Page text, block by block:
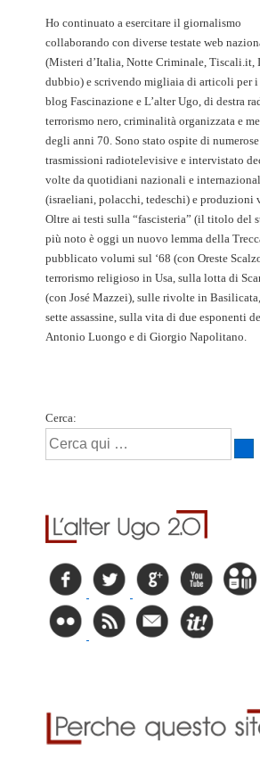
Ho continuato a esercitare il giornalismo
collaborando con diverse testate web
(Misteri d’Italia, Notte Criminale, Tiscali.it,
dubbio) e scrivendo migliaia di articoli per
blog Fascinazione e L’alter Ugo, di destra
terrorismo nero, criminalità organizzata e
degli anni 70. Sono stato ospite di numerose
trasmissioni radiotelevisive e intervistato
volte da quotidiani nazionali e
(israeliani, polacchi, tedeschi) e produzioni
Oltre ai testi sulla “fascisteria” (il titolo del
più noto è oggi un nuovo lemma della
pubblicato volumi sul ‘68 (con Oreste
terrorismo religioso in Usa, sulla lotta di
(con José Mazzei), sulle rivolte in
sette assassine, sulla vita di due esponenti
Antonio Luongo e di Giorgio Napolitano.
Cerca: